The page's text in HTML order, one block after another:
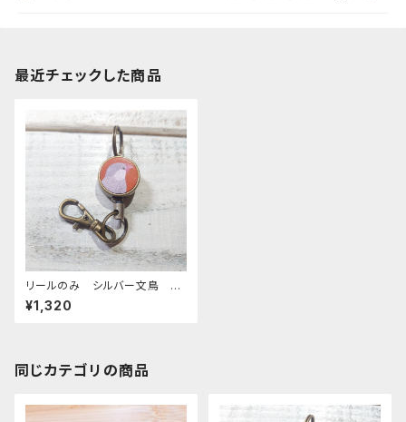
最近チェックした商品
リールのみ シルバー文鳥 レ
ッドブラウン 文鳥 ぶんちょ
う ブンチョウ
¥1,320
同じカテゴリの商品